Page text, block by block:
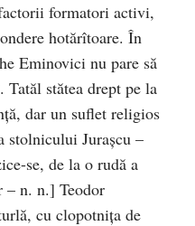
formatori activi,
hotărîtoare. În
Eminovici nu pare să
stătea drept pe la
dar un suflet religios
stolnicului Juraşcu –
se, de la o rudă a
n. n.] Teodor
cu clopotniţa de